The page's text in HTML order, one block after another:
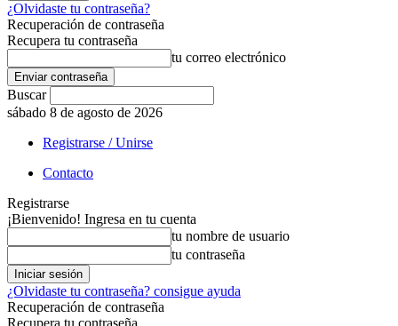
¿Olvidaste tu contraseña?
Recuperación de contraseña
Recupera tu contraseña
tu correo electrónico
Buscar
sábado 8 de agosto de 2026
Registrarse / Unirse
Contacto
Registrarse
¡Bienvenido! Ingresa en tu cuenta
tu nombre de usuario
tu contraseña
¿Olvidaste tu contraseña? consigue ayuda
Recuperación de contraseña
Recupera tu contraseña